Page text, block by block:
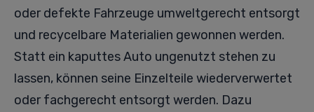
oder defekte Fahrzeuge umweltgerecht entsorgt
und recycelbare Materialien gewonnen werden.
Statt ein kaputtes Auto ungenutzt stehen zu
lassen, können seine Einzelteile wiederverwertet
oder fachgerecht entsorgt werden. Dazu